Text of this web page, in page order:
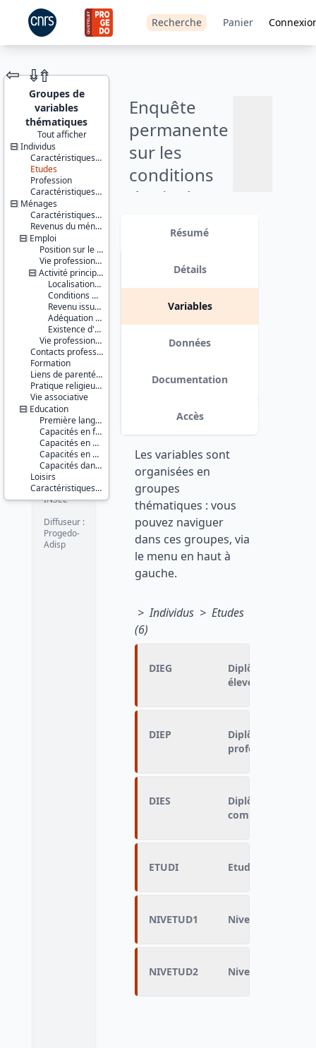
Recherche Panier
JEU DE
DONNÉES
Enquête
permanente
sur les
conditions
de vie des
partie fixe :
participation
et contacts
sociaux -
octobre
Version 1
⇦ ⇮⇮
Groupes de
variables
thématiques
Tout afficher
Individus
Caractéristiques socio-démographiques
Etudes
Profession
Caractéristiques d'enquête
Ménages
Caractéristiques du ménage et de la personne de référence
Revenus du ménage
Emploi
Position sur le marché du travail
Vie professionnelle antérieure
Activité principale actuelle
Localisation et temps de travail
Conditions de travail et situation hiérarchique
Revenu issu de l'activité principale
Adéquation entre formation et emploi
Existence d'un syndicat
Vie professionnelle future
Contacts professionnels
Formation
Liens de parenté et contacts sociaux
Pratique religieuse et participation aux élections
Vie associative
Education
Première langue parlée
Capacités en français
Capacités en anglais
Capacités en allemand, espagnol, portugais, italien, arabe
Capacités dans d'autres langues
Loisirs
Caractéristiques d'enquête
Identifiants :
lil-0157
doi:10.13144/lil-
0157
Thème :
Conditions
de vie et
société
Série :
Enquête
Permanente
sur les
Conditions
de Vie des
ménages
(EPCV)
Couverture
géographique :
France
métropolitaine
Producteur :
INSEE
Diffuseur :
Progedo-
Adisp
Résumé
Détails
Variables
Données
Documentation
Accès
Les variables sont
organisées en
groupes
thématiques : vous
pouvez naviguer
dans ces groupes, via
le menu en haut à
gauche.
> Individus > Etudes
(6)
DIEG
Diplôme
élevé obtenu
DIEP
Diplôme
professionnel le
DIES
Diplôme
compris
ETUDI Etudes en cours
NIVETUD1 Niveau d'études
NIVETUD2 Niveau d'études